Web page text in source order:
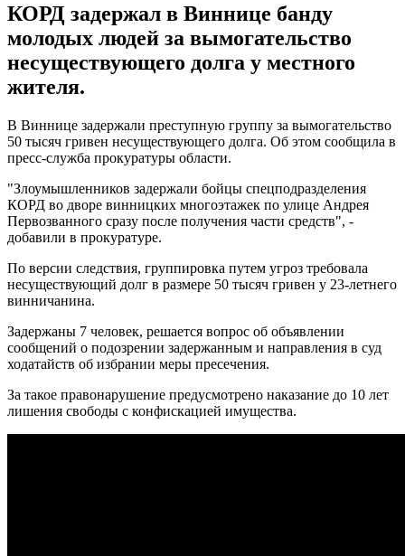
КОРД задержал в Виннице банду
молодых людей за вымогательство
несуществующего долга у местного
жителя.
В Виннице задержали преступную группу за вымогательство
50 тысяч гривен несуществующего долга. Об этом сообщила в
пресс-служба прокуратуры области.
"Злоумышленников задержали бойцы спецподразделения
КОРД во дворе винницких многоэтажек по улице Андрея
Первозванного сразу после получения части средств", -
добавили в прокуратуре.
По версии следствия, группировка путем угроз требовала
несуществующий долг в размере 50 тысяч гривен у 23-летнего
винничанина.
Задержаны 7 человек, решается вопрос об объявлении
сообщений о подозрении задержанным и направления в суд
ходатайств об избрании меры пресечения.
За такое правонарушение предусмотрено наказание до 10 лет
лишения свободы с конфискацией имущества.